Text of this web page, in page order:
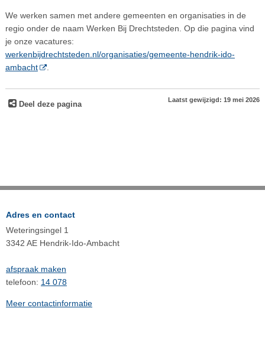
We werken samen met andere gemeenten en organisaties in de
regio onder de naam Werken Bij Drechtsteden. Op die pagina vind
je onze vacatures:
werkenbijdrechtsteden.nl/organisaties/gemeente-hendrik-ido-
ambacht
.
Deel deze pagina
Laatst gewijzigd: 19 mei 2026
Adres en contact
Weteringsingel 1
3342 AE Hendrik-Ido-Ambacht
afspraak maken
telefoon: 14 078
Meer contactinformatie